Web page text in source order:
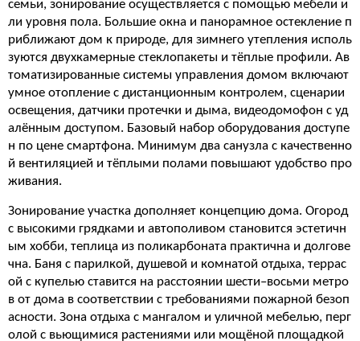
семьи, зонирование осуществляется с помощью мебели и
ли уровня пола. Большие окна и панорамное остекление п
риближают дом к природе, для зимнего утепления исполь
зуются двухкамерные стеклопакеты и тёплые профили. Ав
томатизированные системы управления домом включают
умное отопление с дистанционным контролем, сценарии
освещения, датчики протечки и дыма, видеодомофон с уд
алённым доступом. Базовый набор оборудования доступе
н по цене смартфона. Минимум два санузла с качественно
й вентиляцией и тёплыми полами повышают удобство про
живания.
Зонирование участка дополняет концепцию дома. Огород
с высокими грядками и автополивом становится эстетичн
ым хобби, теплица из поликарбоната практична и долгове
чна. Баня с парилкой, душевой и комнатой отдыха, террас
ой с купелью ставится на расстоянии шести–восьми метро
в от дома в соответствии с требованиями пожарной безоп
асности. Зона отдыха с мангалом и уличной мебелью, перг
олой с вьющимися растениями или мощёной площадкой